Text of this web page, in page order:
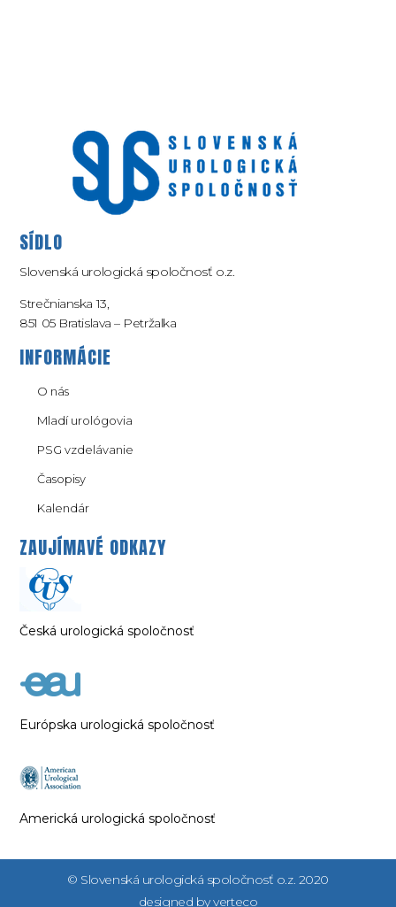
SÍDLO
Slovenská urologická spoločnosť o.z.
Strečnianska 13,
851 05 Bratislava – Petržalka
INFORMÁCIE
O nás
Mladí urológovia
PSG vzdelávanie
Časopisy
Kalendár
ZAUJÍMAVÉ ODKAZY
Česká urologická spoločnosť
Európska urologická spoločnosť
Americká urologická spoločnosť
© Slovenská urologická spoločnosť o.z. 2020
designed by verteco